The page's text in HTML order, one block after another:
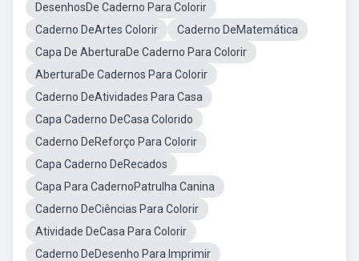
DesenhosDe Caderno Para Colorir
Caderno DeArtes Colorir
Caderno DeMatemática
Capa De AberturaDe Caderno Para Colorir
AberturaDe Cadernos Para Colorir
Caderno DeAtividades Para Casa
Capa Caderno DeCasa Colorido
Caderno DeReforço Para Colorir
Capa Caderno DeRecados
Capa Para CadernoPatrulha Canina
Caderno DeCiências Para Colorir
Atividade DeCasa Para Colorir
Caderno DeDesenho Para Imprimir